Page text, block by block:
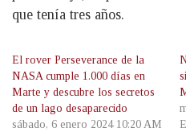
que tenía tres años.
El rover Perseverance de la
NASA cumple 1.000 días en
Marte y descubre los secretos
de un lago desaparecido
sábado, 6 enero 2024 10:20 AM